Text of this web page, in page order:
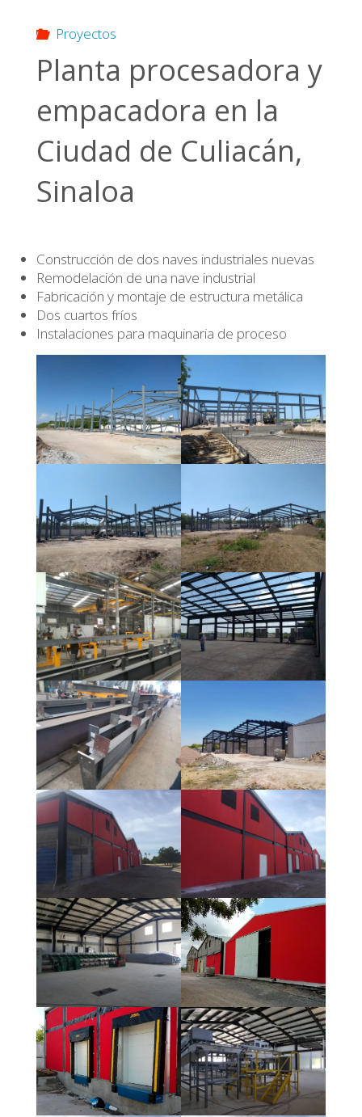
Proyectos
Planta procesadora y
empacadora en la
Ciudad de Culiacán,
Sinaloa
Construcción de dos naves industriales nuevas
Remodelación de una nave industrial
Fabricación y montaje de estructura metálica
Dos cuartos fríos
Instalaciones para maquinaria de proceso